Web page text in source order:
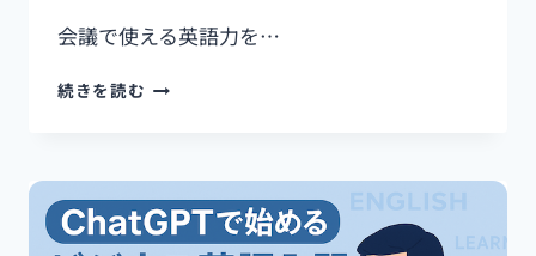
会議で使える英語力を…
続きを読む
え
る
英